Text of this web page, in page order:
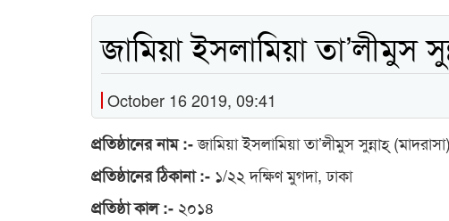
জামিয়া ইসলামিয়া তা’লীমুস
October 16 2019, 09:41
প্রতিষ্ঠানের নাম :-জামিয়া ইসলামিয়া তা’লীমুস সুন্নাহ্ (মাদরাসা)
প্রতিষ্ঠানের ঠিকানা :- ১/২২ দক্ষিণ মুগদা, ঢাকা
প্রতিষ্ঠা কাল :- ২০১৪